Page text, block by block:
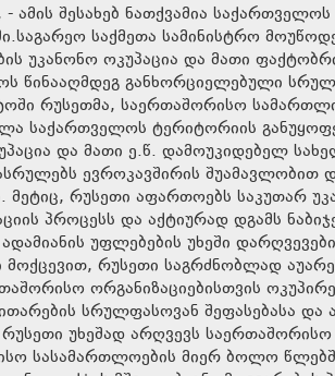
- ამის შესახებ ნათქვამია
საქმეთა სამინისტრო
უკანონო ოკუპაცია და მათი
წინააღმდეგ განხორციელებული
რუსეთმა, საერთაშორისო
საქართველოს ტერიტორიის
და მათი ე.წ. დამოუკიდებელ
ევროკავშირის შუამავლობით
მეტიც, რუსეთი აფართოებს საკუთარ
პროცესს და აქტიურად დგამს
უფლებების უხეში
მოქცევით, რუსეთი საგრძნობლად
ორგანიზაციებისთვის
სრულფასოვან შეფასებასა და
რუსეთი უხეშად არღვევს
სასამართლოების მიერ ბოლო